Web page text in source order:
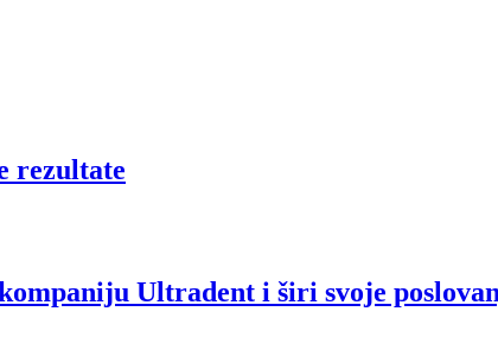
rezultate
Ultradent i širi svoje